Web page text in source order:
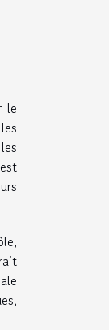
le
est